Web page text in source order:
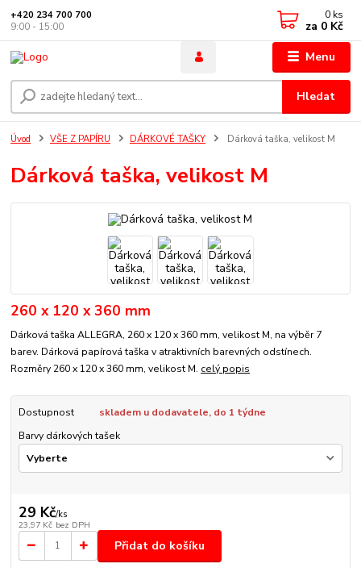
Menu
Hledat
+420 234 700 700
9:00 - 15:00
0 ks
za 0 Kč
Úvod VŠE Z PAPÍRU DÁRKOVÉ TAŠKY Dárková taška, velikost M
Dárková taška, velikost M
260 x 120 x 360 mm
Dárková taška ALLEGRA, 260 x 120 x 360 mm, velikost M, na výběr 7
barev. Dárková papírová taška v atraktivních barevných odstínech.
Rozměry 260 x 120 x 360 mm, velikost M. celý popis
Dostupnost
skladem u dodavatele, do 1 týdne
Barvy dárkových tašek
29 Kč/ks
23,97 Kč bez DPH
Přidat do košíku